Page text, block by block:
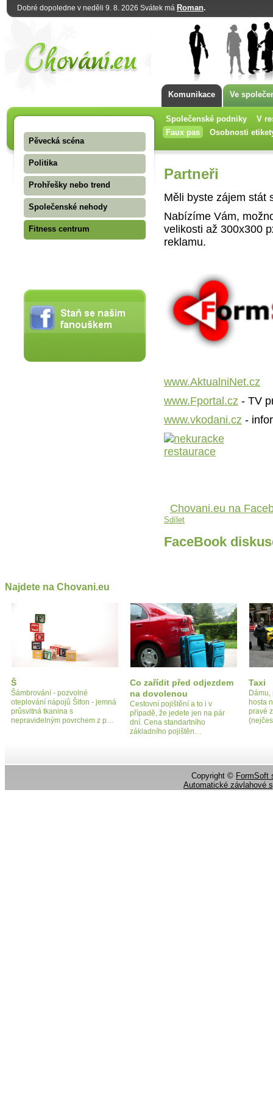
Dobré dopoledne v neděli 9. 8. 2026 Svátek má Roman.
Komunikace Ve
Společenské podniky
V
Faux pas
Osobnosti
Pěvecká scéna
Politika
Prohřešky nebo trend
Společenské nehody
Fitness centrum
Partneři
Měli byste zájem stát
Nabízíme Vám,
velikosti až 300x300
reklamu.
www.AktualniNet.cz
www.Fportal.cz - TV
www.vkodani.cz -
Chovani.eu na
Sdílet
FaceBook
Najdete na Chovani.eu
Š
Šámbrování - pozvolné
oteplování nápojů Šifon - jemná
průsvitná tkanina s
nepravidelným povrchem z p…
Co zařídit před odjezdem
na dovolenou
Cestovní pojištění a to i v
případě, že jedete jen na pár
dní. Cena standartního
základního pojištěn…
Taxi
Dámu,
hosta
pravé
Copyright © FormSoft
Automatické závlahové